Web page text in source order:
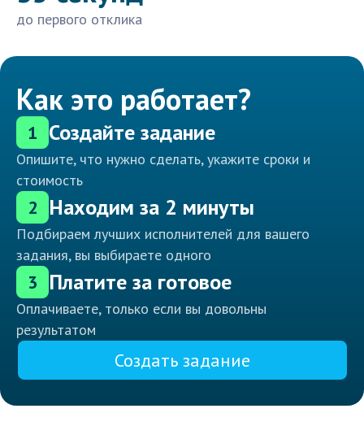
до первого отклика
Как это работает?
1 Создайте задание
Опишите, что нужно сделать, укажите сроки и
стоимость
2 Находим за 2 минуты
Подбираем лучших исполнителей для вашего
задания, вы выбираете одного
3 Платите за готовое
Оплачиваете, только если вы довольны
результатом
Создать задание